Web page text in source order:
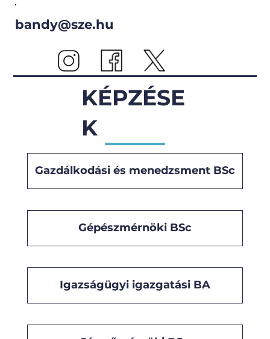
bandy@sze.hu
KÉPZÉSE
K
Gazdálkodási és menedzsment BSc
Gépészmérnöki BSc
Igazságügyi igazgatási BA